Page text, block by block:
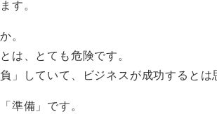
す。
。
は、とても危険です。
」していて、ビジネスが成功するとは
準備」です。